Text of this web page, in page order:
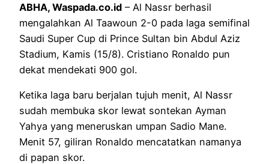
ABHA, Waspada.co.id – Al Nassr berhasil
mengalahkan Al Taawoun 2-0 pada laga semifinal
Saudi Super Cup di Prince Sultan bin Abdul Aziz
Stadium, Kamis (15/8). Cristiano Ronaldo pun
dekat mendekati 900 gol.
Ketika laga baru berjalan tujuh menit, Al Nassr
sudah membuka skor lewat sontekan Ayman
Yahya yang meneruskan umpan Sadio Mane.
Menit 57, giliran Ronaldo mencatatkan namanya
di papan skor.